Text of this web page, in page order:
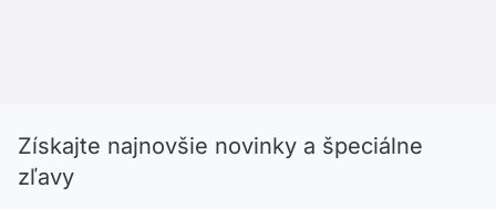
Získajte najnovšie novinky a špeciálne
zľavy